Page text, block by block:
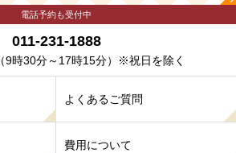
電話予約も受付中
011-231-1888
（9時30分～17時15分）※祝日を除く
よくあるご質問
費用について